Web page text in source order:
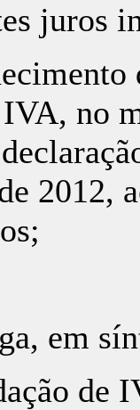
juros
no
2012,
em
de